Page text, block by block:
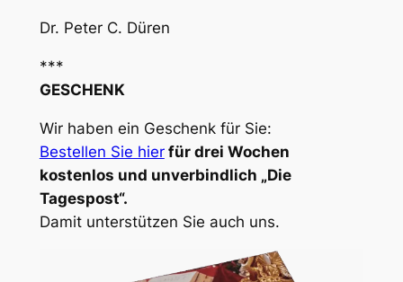
Dr. Peter C. Düren
***
GESCHENK
Wir haben ein Geschenk für Sie:
Bestellen Sie hier für drei Wochen
kostenlos und unverbindlich „Die
Tagespost“.
Damit unterstützen Sie auch uns.